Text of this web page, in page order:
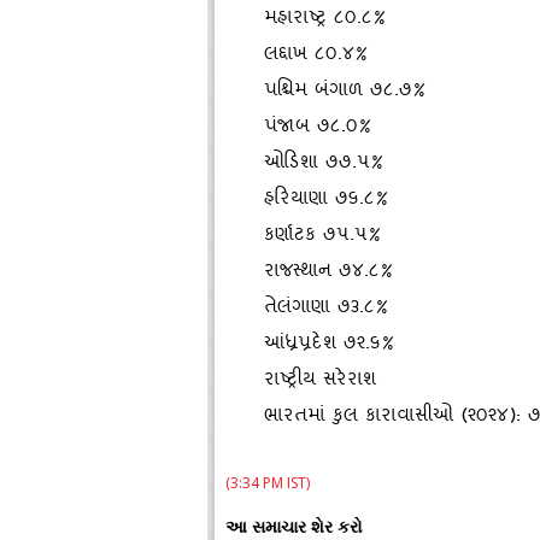
મહારાષ્ટ્ર ૮૦.૮%
લદ્દાખ ૮૦.૪%
પશ્ચિમબંગાળ ૭૮.૭%
પંજાબ ૭૮.૦%
ઓડિશા ૭૭.૫%
હરિયાણા ૭૬.૮%
કર્ણાટક ૭૫.૫%
રાજસ્‍થાન ૭૪.૮%
તેલંગાણા ૭૩.૮%
આંધ્રપ્રદેશ ૭૨.૬%
રાષ્ટ્રીય સરેરાશ
ભારતમાં કુલ કારાવાસીઓ (૨૦૨૪):
(3:34 PM IST)
આ સમાચાર શેર કરો